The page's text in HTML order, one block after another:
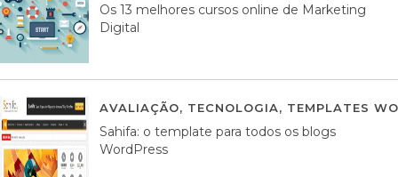
Os 13 melhores cursos online de Marketing
Digital
AVALIAÇÃO, TECNOLOGIA, TEMPLATES
Sahifa: o template para todos os blogs
WordPress